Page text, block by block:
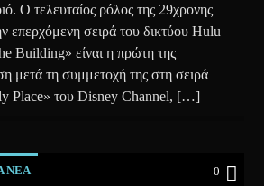
Ο τελευταίος ρόλος της 29χρονης
επερχόμενη σειρά του δικτύου Hulu
Building» είναι η πρώτη της
μετά τη συμμετοχή της στη σειρά
Place» του Disney Channel, […]
ΝΕΑ 0